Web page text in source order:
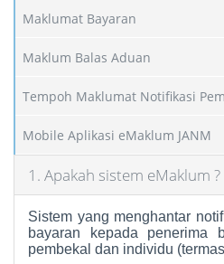
Maklumat Bayaran
Maklum Balas Aduan
Tempoh Maklumat Notifikasi
Mobile Aplikasi eMaklum JANM
1. Apakah sistem eMaklum ?
Sistem yang menghantar
bayaran kepada penerima
pembekal dan individu